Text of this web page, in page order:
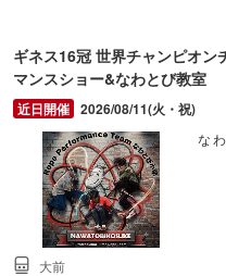
ギネス16冠 世界チャンピオン
マンスショー&なわとび教室
2026/08/11(火・祝)
な
大前